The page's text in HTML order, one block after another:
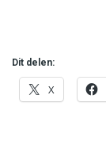
Dit delen:
X